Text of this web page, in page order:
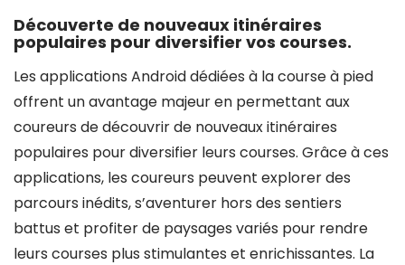
Découverte de nouveaux itinéraires
populaires pour diversifier vos courses.
Les applications Android dédiées à la course à pied
offrent un avantage majeur en permettant aux
coureurs de découvrir de nouveaux itinéraires
populaires pour diversifier leurs courses. Grâce à ces
applications, les coureurs peuvent explorer des
parcours inédits, s’aventurer hors des sentiers
battus et profiter de paysages variés pour rendre
leurs courses plus stimulantes et enrichissantes. La